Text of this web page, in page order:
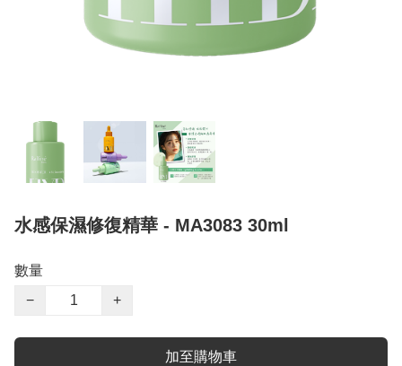
水感保濕修復精華 - MA3083 30ml
數量
−
+
加至購物車